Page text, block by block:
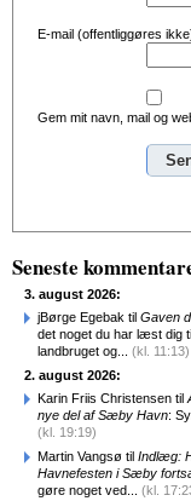
E-mail (offentliggøres
Gem mit navn, mail og
Seneste
3. august 2026:
jBørge Egebak til Gaven
det noget du har læst dig
landbruget og... (kl. 11:13)
2. august 2026:
Karin Friis Christensen til
nye del af Sæby Havn:
(kl. 19:19)
Martin Vangsø til Indlæg:
Havnefesten i Sæby
gøre noget ved... (kl.